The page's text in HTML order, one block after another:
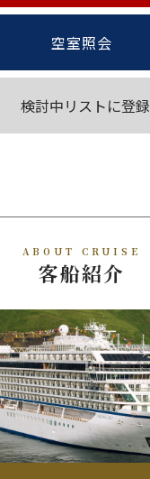
空室照会
検討中リストに登録
ABOUT CRUISE
客船紹介